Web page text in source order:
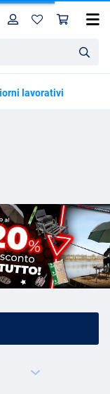
HomeProfilo
lavorativi